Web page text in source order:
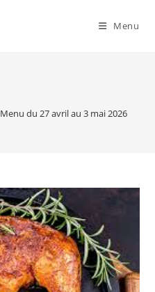
Menu
Menu du 27 avril au 3 mai 2026